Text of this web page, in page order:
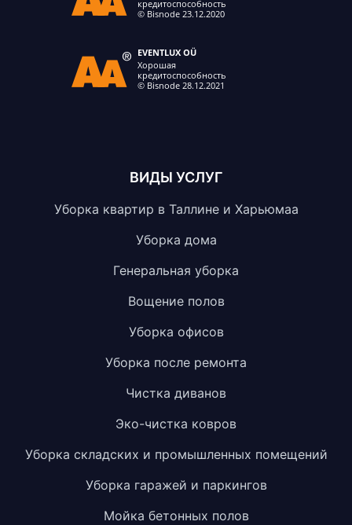
ВИДЫ УСЛУГ
Уборка квартир в Таллине и Харьюмаа
Уборка дома
Генеральная уборка
Вощение полов
Уборка офисов
Уборка после ремонта
Чистка диванов
Эко-чистка ковров
Уборка складских и промышленных помещений
Уборка гаражей и паркингов
Мойка бетонных полов